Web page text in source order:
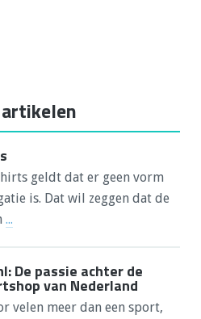
geldt dat er geen vorm
is. Dat wil zeggen dat de
...
De passie achter de
van Nederland
velen meer dan een sport,